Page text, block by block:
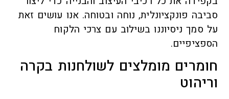
סביבה פונקציונלית, נוחה ובטוחה. אנו עושים זאת
על סמך ניסיוננו בשילוב עם צרכי הלקוח
הספציפיים.
חומרים מומלצים לשולחנות בקרה
וריהוט